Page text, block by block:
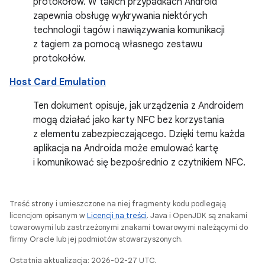
zapewnia obsługę wykrywania niektórych
technologii tagów i nawiązywania komunikacji
z tagiem za pomocą własnego zestawu
protokołów.
Host Card Emulation
Ten dokument opisuje, jak urządzenia z Androidem
mogą działać jako karty NFC bez korzystania
z elementu zabezpieczającego. Dzięki temu każda
aplikacja na Androida może emulować kartę
i komunikować się bezpośrednio z czytnikiem NFC.
Treść strony i umieszczone na niej fragmenty kodu podlegają
licencjom opisanym wLicencji na treści. Java i OpenJDK są znakami
towarowymi lub zastrzeżonymi znakami towarowymi należącymi do
firmy Oracle lub jej podmiotów stowarzyszonych.
Ostatnia aktualizacja: 2026-02-27 UTC.